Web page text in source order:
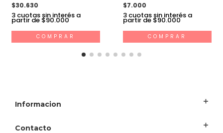
$30.630
3 cuotas sin interés a
partir de $90.000
COMPRAR
$7.000
3 cuotas sin interés a
partir de $90.000
COMPRAR
Informacion
Contacto